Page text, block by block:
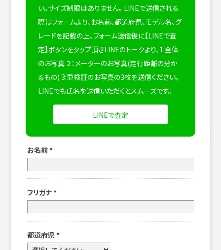
い。サイズ制限はありません。 LINEで送信される
際はフォームより、お名前、都道府県、モデル名、グ
レードを記載の上、フォーム送信後に【LINEで査
定】ボタンをタップ頂きLINEのトークより、1:全体
のお写真 ２：メーターのお写真(走行距離の分か
るもの) 3:車検証のお写真の3枚を送信ください。
LINEでも氏名を送信いただくとスムーズです。
LINEで査定
お名前 *
フリガナ *
都道府県 *